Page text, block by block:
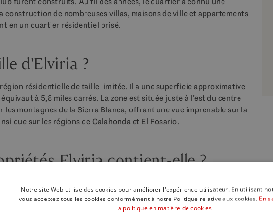
construction de nombreuses villas, maisons de ville et appartements
en un quartier résidentiel prisé.
d’Elviria ?
résidentielle de taille limitée. Il a une superficie approximative
à 5,8 miles carrés. La zone est située juste à l’est du centre
les montagnes de la Sierra Blanca, offrant une vue imprenable sur la
que sur les régions de Calahonda et El Rosario.
Elviria contient-elle ?
elle abrite une grande variété de propriétés résidentielles,
des appartements et des maisons de ville. La région dispose
haut de gamme, notamment plusieurs terrains de golf,
Notre site Web utilise des cookies pour améliorer l'expérience utilisateur. En utilisant
vous acceptez tous les cookies conformément à notre Politique relative aux cookies. En
la politique en matière de cookies